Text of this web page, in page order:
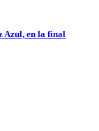
Azul, en la final